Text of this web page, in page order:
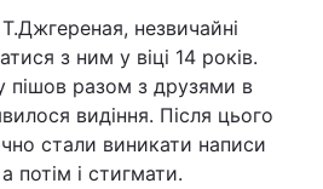
незвичайні
з ним у віці 14 років.
пішов разом з друзями в
видіння. Після цього
стали виникати написи
потім і стигмати.